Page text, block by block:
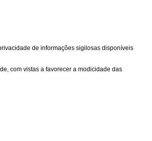
de informações sigilosas disponíveis
com vistas a favorecer a modicidade das